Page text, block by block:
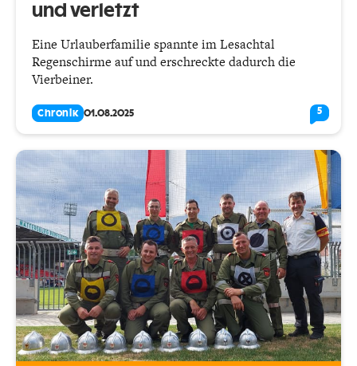
und verletzt
Eine Urlauberfamilie spannte im Lesachtal
Regenschirme auf und erschreckte dadurch die
Vierbeiner.
Chronik 01.08.2025 5